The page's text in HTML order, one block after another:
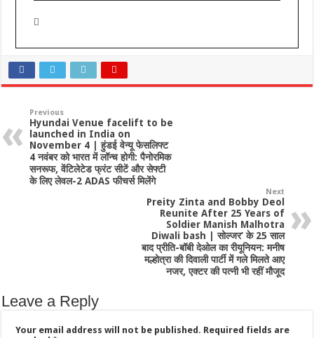
Previous
Hyundai Venue facelift to be
launched in India on
November 4 | हुंडई वेन्यू फेसलिफ्ट
4 नवंबर को भारत में लॉन्च होगी: पैनोरमिक
सनरूफ, वेंटिलेटेड फ्रंट सीटें और सेफ्टी
के लिए लेवल-2 ADAS फीचर्स मिलेंगे
Next
Preity Zinta and Bobby Deol
Reunite After 25 Years of
Soldier Manish Malhotra
Diwali bash | सोल्जर’ के 25 साल
बाद प्रीति-बॉबी देओल का रीयूनियन: मनीष
मल्होत्रा की दिवाली पार्टी में गले मिलते आए
नजर, एक्टर की पत्नी भी रहीं मौजूद
Leave a Reply
Your email address will not be published. Required fields are